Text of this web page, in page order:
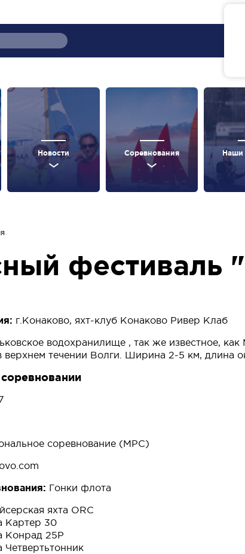
Новости Соревнования Наши
фестиваль
г.Конаково, яхт-клуб Конаково Ривер Клаб
водохранилище , так же известное,
верхнем течении Волги. Ширина 2-5 км, длина
соревнование (МРС)
Гонки флота
яхта ORC
Картер 30
Конрад 25Р
Четвертьтонник